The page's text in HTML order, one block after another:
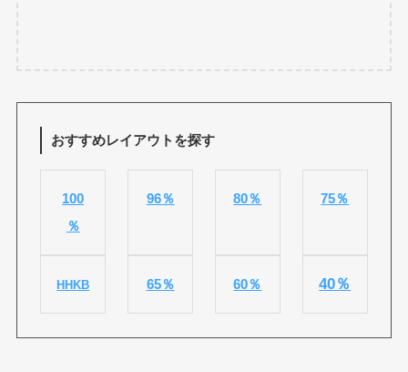
おすすめレイアウトを探す
100
％
96％ 80％ 75％
HHKB 65％ 60％ 40％